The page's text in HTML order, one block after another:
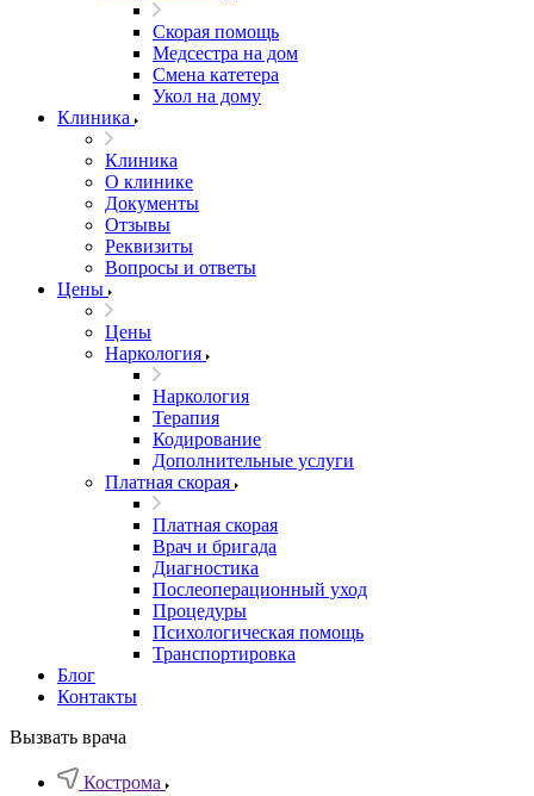
Скорая помощь
Медсестра на дом
Смена катетера
Укол на дому
Клиника
Клиника
О клинике
Документы
Отзывы
Реквизиты
Вопросы и ответы
Цены
Цены
Наркология
Наркология
Терапия
Кодирование
Дополнительные услуги
Платная скорая
Платная скорая
Врач и бригада
Диагностика
Послеоперационный уход
Процедуры
Психологическая помощь
Транспортировка
Блог
Контакты
Вызвать врача
Кострома